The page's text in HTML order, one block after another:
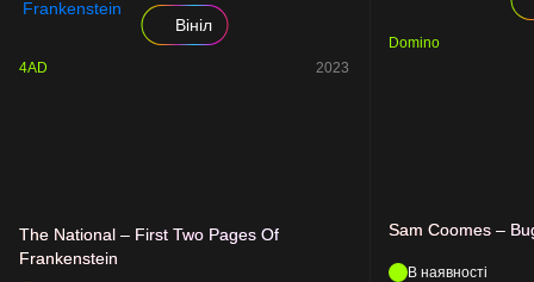
Вініл
4AD 2023
The National – First Two Pages Of
Frankenstein
Domino
Sam Coomes –
В наявності